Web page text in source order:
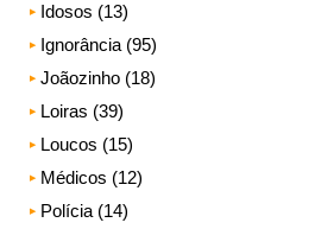
Idosos (13)
Ignorância (95)
Joãozinho (18)
Loiras (39)
Loucos (15)
Médicos (12)
Polícia (14)